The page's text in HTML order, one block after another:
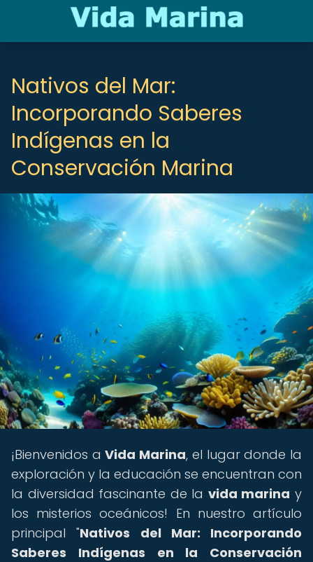
Nativos del Mar:
Incorporando Saberes
Indígenas en la
Conservación Marina
¡Bienvenidos aVida Marina, el lugar donde la
exploración y la educación se encuentran con
la diversidad fascinante de la vida marina y
los misterios oceánicos! En nuestro artículo
principal "Nativos del Mar: Incorporando
Saberes Indígenas en la Conservación